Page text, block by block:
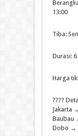
13:00
Tiba:
Durasi:
Harga
????
Jakarta
Baubau
Dobo →